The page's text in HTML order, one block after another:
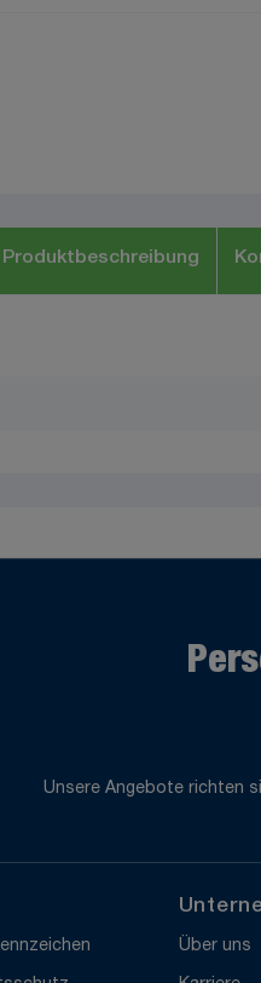
Produktbeschreibung
Unsere Angebote richten
Über uns